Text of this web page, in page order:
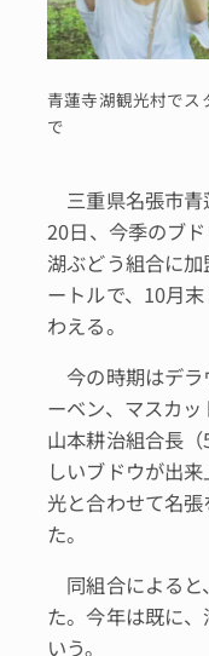
青蓮寺湖観光村でス
で
三重県名張市青
20日、今季のブ
湖ぶどう組合に
ートルで、10月
わえる。
今の時期はデラ
ーベン、マスカッ
山本耕治組合長
しいブドウが出
光と合わせて名
た。
同組合によると
た。今年は既に
いう。